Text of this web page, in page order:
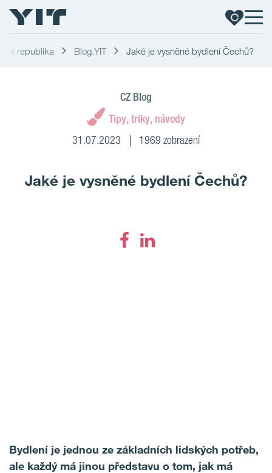
republika Blog.YIT Jaké je vysněné bydlení Čechů?
CZ Blog
Tipy, triky, návody
31.07.2023 1969 zobrazení
Jaké je vysněné bydlení Čechů?
Bydlení je jednou ze základních lidských potřeb,
ale každý má jinou představu o tom, jak má